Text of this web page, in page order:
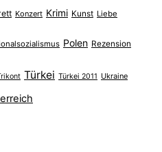
Konzert Krimi Kunst Liebe
Polen Rezension
Türkei Türkei 2011 Ukraine